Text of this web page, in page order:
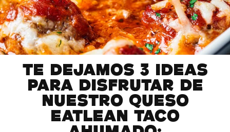
TE DEJAMOS 3 IDEAS
PARA DISFRUTAR DE
NUESTRO QUESO
EATLEAN TACO